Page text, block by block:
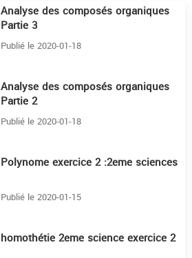
Analyse des composés organiques
Partie 3
Publié le 2020-01-18
Analyse des composés organiques
Partie 2
Publié le 2020-01-18
Polynome exercice 2 :2eme sciences
Publié le 2020-01-15
homothétie 2eme science exercice 2